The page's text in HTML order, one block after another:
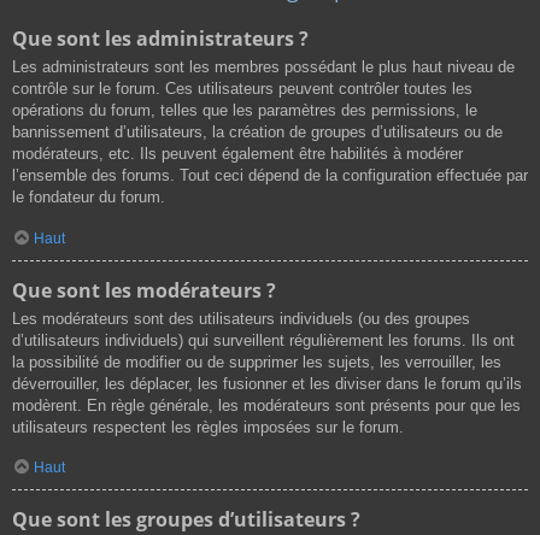
Que sont les administrateurs ?
Les administrateurs sont les membres possédant le plus haut niveau de
contrôle sur le forum. Ces utilisateurs peuvent contrôler toutes les
opérations du forum, telles que les paramètres des permissions, le
bannissement d’utilisateurs, la création de groupes d’utilisateurs ou de
modérateurs, etc. Ils peuvent également être habilités à modérer
l’ensemble des forums. Tout ceci dépend de la configuration effectuée par
le fondateur du forum.
Haut
Que sont les modérateurs ?
Les modérateurs sont des utilisateurs individuels (ou des groupes
d’utilisateurs individuels) qui surveillent régulièrement les forums. Ils ont
la possibilité de modifier ou de supprimer les sujets, les verrouiller, les
déverrouiller, les déplacer, les fusionner et les diviser dans le forum qu’ils
modèrent. En règle générale, les modérateurs sont présents pour que les
utilisateurs respectent les règles imposées sur le forum.
Haut
Que sont les groupes d’utilisateurs ?